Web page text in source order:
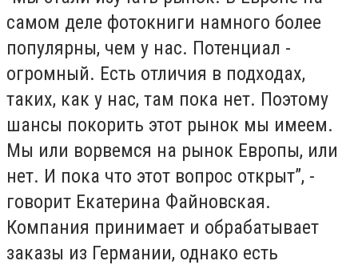
самом деле фотокниги намного более
популярны, чем у нас. Потенциал -
огромный. Есть отличия в подходах,
таких, как у нас, там пока нет. Поэтому
шансы покорить этот рынок мы имеем.
Мы или ворвемся на рынок Европы, или
нет. И пока что этот вопрос открыт”, -
говорит Екатерина Файновская.
Компания принимает и обрабатывает
заказы из Германии, однако есть